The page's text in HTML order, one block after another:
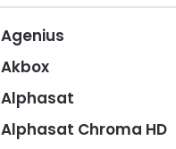
Agenius
Akbox
Alphasat
Alphasat Chroma HD